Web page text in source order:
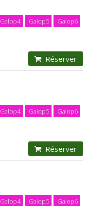
Galop4 Galop5
Galop6
Réserver
Galop4 Galop5
Galop6
Réserver
Galop4 Galop5
Galop6